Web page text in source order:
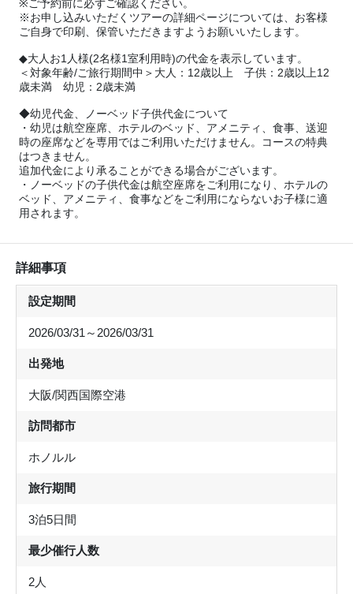
※ご予約前に必ずご確認ください。
※お申し込みいただくツアーの詳細ページについては、お客様
ご自身で印刷、保管いただきますようお願いいたします。
◆大人お1人様(2名様1室利用時)の代金を表示しています。
＜対象年齢/ご旅行期間中＞大人：12歳以上 子供：2歳以上12
歳未満 幼児：2歳未満
◆幼児代金、ノーベッド子供代金について
・幼児は航空座席、ホテルのベッド、アメニティ、食事、送迎
時の座席などを専用ではご利用いただけません。コースの特典
はつきません。
追加代金により承ることができる場合がございます。
・ノーベッドの子供代金は航空座席をご利用になり、ホテルの
ベッド、アメニティ、食事などをご利用にならないお子様に適
用されます。
詳細事項
設定期間
2026/03/31～2026/03/31
出発地
大阪/関西国際空港
訪問都市
ホノルル
旅行期間
3泊5日間
最少催行人数
2人